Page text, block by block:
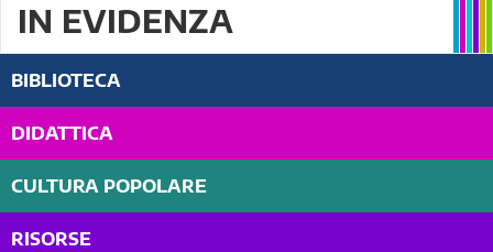
IN EVIDENZA
BIBLIOTECA
DIDATTICA
CULTURA POPOLARE
RISORSE